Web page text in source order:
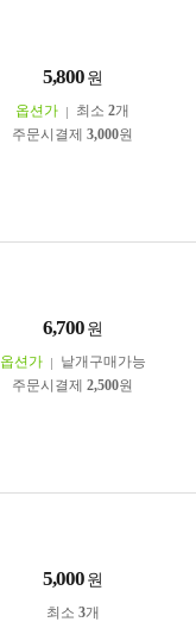
5,800 원
옵션가 최소 2개
주문시결제 3,000원
6,700 원
옵션가
낱개구매가능
주문시결제 2,500원
5,000 원
최소 3개